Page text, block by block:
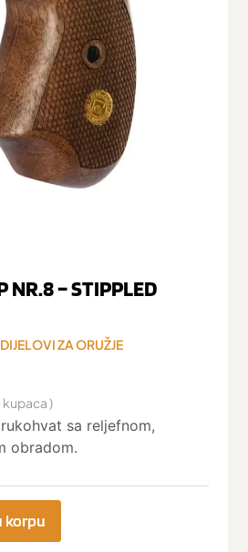
NR.8 – STIPPLED
DIJELOVI ZA ORUŽJE
)
sa reljefnom,
obradom.
korpu